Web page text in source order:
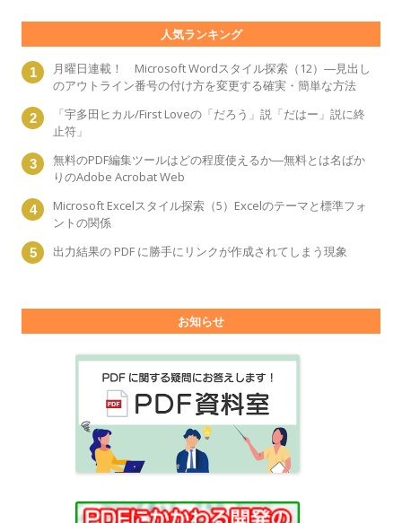
人気ランキング
月曜日連載！ Microsoft Wordスタイル探索（12）―見出し
のアウトライン番号の付け方を変更する確実・簡単な方法
「宇多田ヒカル/First Loveの「だろう」説「だはー」説に終
止符」
無料のPDF編集ツールはどの程度使えるか―無料とは名ばか
りのAdobe Acrobat Web
Microsoft Excelスタイル探索（5）Excelのテーマと標準フォ
ントの関係
出力結果の PDF に勝手にリンクが作成されてしまう現象
お知らせ